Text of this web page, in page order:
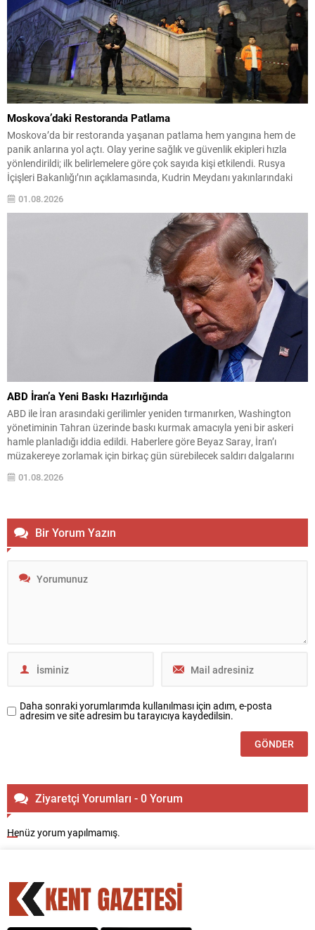
Moskova’daki Restoranda Patlama
Moskova’da bir restoranda yaşanan patlama hem yangına hem de
panik anlarına yol açtı. Olay yerine sağlık ve güvenlik ekipleri hızla
yönlendirildi; ilk belirlemelere göre çok sayıda kişi etkilendi. Rusya
İçişleri Bakanlığı’nın açıklamasında, Kudrin Meydanı yakınlarındaki
yitirdiği, 15 kişinin de yaralandığı belirtildi. Ekiplerin...
01.08.2026
ABD İran’a Yeni Baskı Hazırlığında
ABD ile İran arasındaki gerilimler yeniden tırmanırken, Washington
yönetiminin Tahran üzerinde baskı kurmak amacıyla yeni bir askeri
hamle planladığı iddia edildi. Haberlere göre Beyaz Saray, İran’ı
müzakereye zorlamak için birkaç gün sürebilecek saldırı dalgalarını
devreye sokmayı değerlendirdi. Wall Street Journal’in hükümet
kaynaklarına dayandırdığı haber, olası operasyonların bu hafta sonu
01.08.2026
Bir Yorum Yazın
Daha sonraki yorumlarımda kullanılması için adım, e-posta
adresim ve site adresim bu tarayıcıya kaydedilsin.
Ziyaretçi Yorumları - 0 Yorum
Henüz yorum yapılmamış.